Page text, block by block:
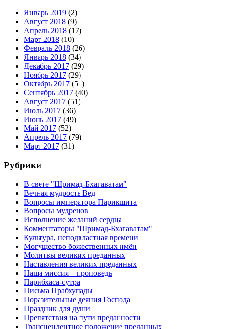
Январь 2019 (2)
Август 2018 (9)
Апрель 2018 (17)
Март 2018 (10)
Февраль 2018 (26)
Январь 2018 (34)
Декабрь 2017 (29)
Ноябрь 2017 (29)
Октябрь 2017 (51)
Сентябрь 2017 (40)
Август 2017 (51)
Июль 2017 (36)
Июнь 2017 (49)
Май 2017 (52)
Апрель 2017 (79)
Март 2017 (31)
Рубрики
В свете "Шримад-Бхагаватам"
Вечная мудрость Вед
Вопросы императора Парикшита
Вопросы мудрецов
Исполнение желаний сердца
Комментаторы "Шримад-Бхагаватам"
Культура, неподвластная времени
Могущество божественных имён
Молитвы великих преданных
Наставления великих преданных
Наша миссия – проповедь
Парибхаса-сутра
Письма Прабхупады
Поразительные деяния Господа
Праздник для души
Препятствия на пути преданности
Трансцендентное положение преданных